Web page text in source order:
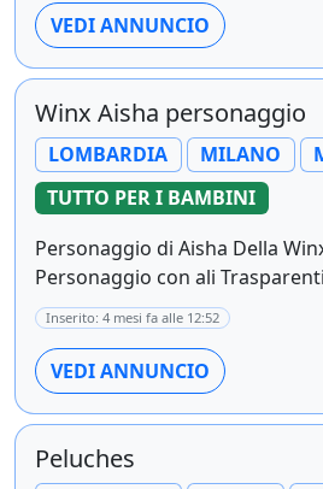
VEDI ANNUNCIO
Winx Aisha personaggio
LOMBARDIA MILANO
TUTTO PER I BAMBINI
Personaggio di Aisha Della
Personaggio con ali
Inserito: 4 mesi fa alle 12:52
VEDI ANNUNCIO
Peluches